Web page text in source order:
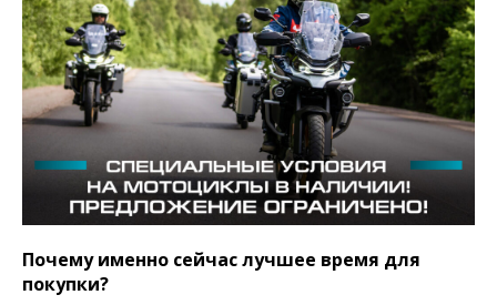
Почему именно сейчас лучшее время для
покупки?